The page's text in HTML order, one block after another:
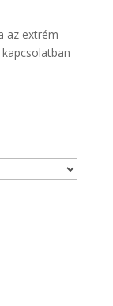
az extrém